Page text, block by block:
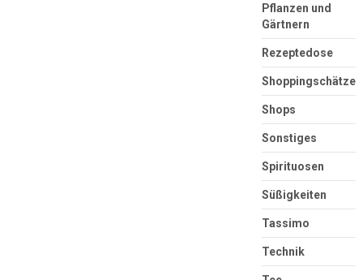
Pflanzen und
Gärtnern
Rezeptedose
Shoppingschätze
Shops
Sonstiges
Spirituosen
Süßigkeiten
Tassimo
Technik